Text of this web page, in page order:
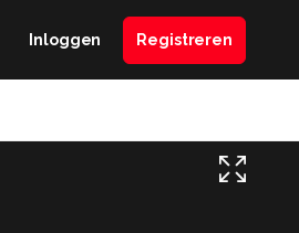
Inloggen Registreren